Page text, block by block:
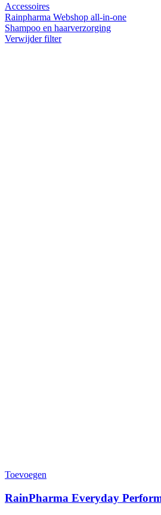
Accessoires
Rainpharma Webshop all-in-one
Shampoo en haarverzorging
Verwijder filter
Toevoegen
RainPharma Everyday